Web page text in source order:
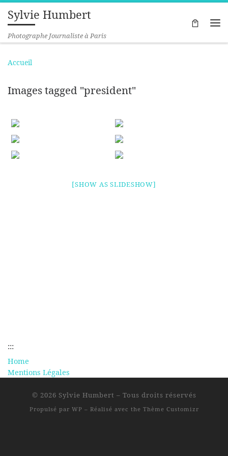
Passer au contenu
Sylvie Humbert
Photographe Journaliste à Paris
Accueil
Images tagged "president"
[SHOW AS SLIDESHOW]
:::
Home
Mentions Légales
© 2026 Sylvie Humbert – Tous droits réservés
Propulsé par WP – Réalisé avec the Thème Customizr